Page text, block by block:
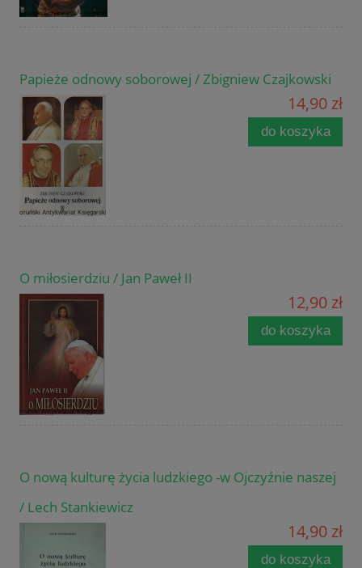
Papieże odnowy soborowej / Zbigniew Czajkowski
14,90 zł
do koszyka
O miłosierdziu / Jan Paweł II
12,90 zł
do koszyka
O nową kulturę życia ludzkiego -w Ojczyźnie naszej
/ Lech Stankiewicz
14,90 zł
do koszyka